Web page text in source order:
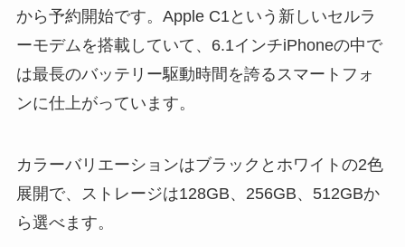
から予約開始です。Apple C1という新しいセルラ
ーモデムを搭載していて、6.1インチiPhoneの中で
は最長のバッテリー駆動時間を誇るスマートフォ
ンに仕上がっています。
カラーバリエーションはブラックとホワイトの2色
展開で、ストレージは128GB、256GB、512GBか
ら選べます。